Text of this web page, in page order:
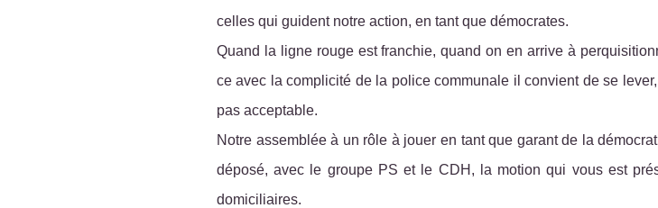
celles qui guident notre action, en tant que démocrates.
Quand la ligne rouge est franchie, quand on en arrive à
ce avec la complicité de la police communale il convient de se
pas acceptable.
Notre assemblée à un rôle à jouer en tant que garant de la
déposé, avec le groupe PS et le CDH, la motion qui vous est
domiciliaires.